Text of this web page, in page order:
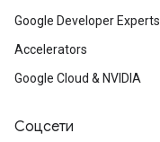
Google Developer Experts
Accelerators
Google Cloud & NVIDIA
Соцсети